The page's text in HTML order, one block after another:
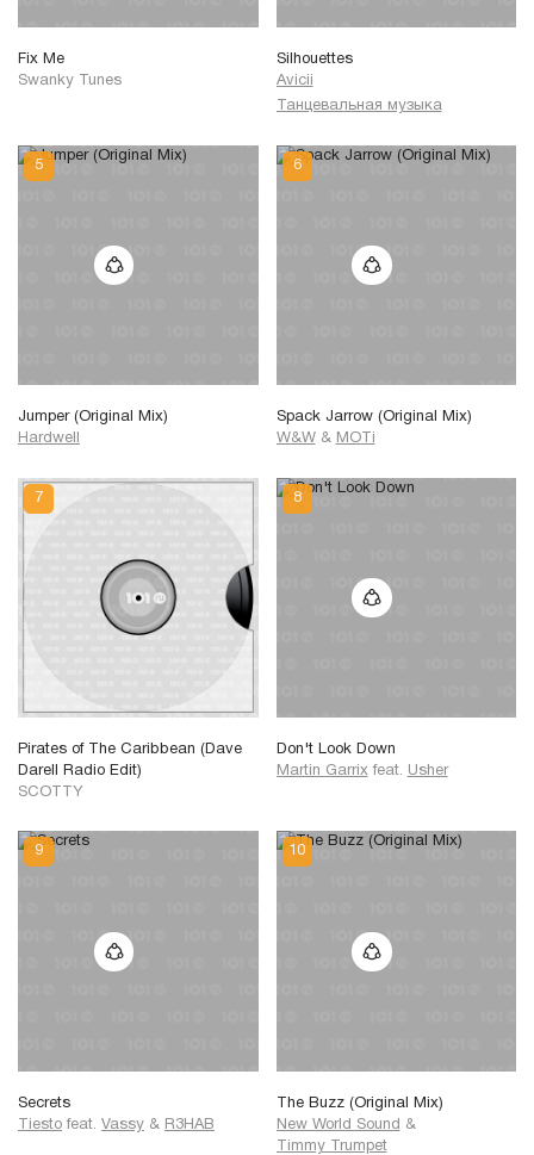
Fix Me
Swanky Tunes
Silhouettes
Avicii
Танцевальная музыка
Jumper (Original Mix)
Hardwell
Spack Jarrow (Original Mix)
W&W & MOTi
Pirates of The Caribbean (Dave
Darell Radio Edit)
SCOTTY
Don't Look Down
Martin Garrix feat. Usher
Secrets
Tiesto feat. Vassy & R3HAB
The Buzz (Original Mix)
New World Sound &
Timmy Trumpet